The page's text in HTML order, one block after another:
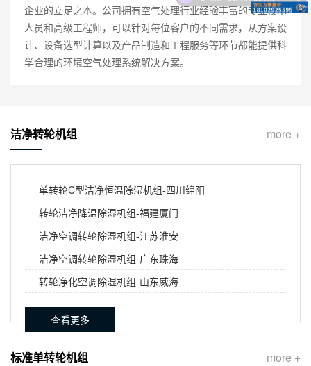
企业的立足之本。公司拥有空气处理行业经验丰富的专业技术
人员和高级工程师，可以针对每位客户的不同需求，从方案设
计、设备选型计算以及产品制造和工程服务等环节都能提供科
学合理的环境空气处理系统解决方案。
more +
洁净转轮机组
单转轮C型洁净恒温除湿机组-四川绵阳
转轮洁净降温除湿机组-福建厦门
洁净空调转轮除湿机组-江苏淮安
洁净空调转轮除湿机组-广东珠海
转轮净化空调除湿机组-山东威海
查看更多
more +
标准单转轮机组